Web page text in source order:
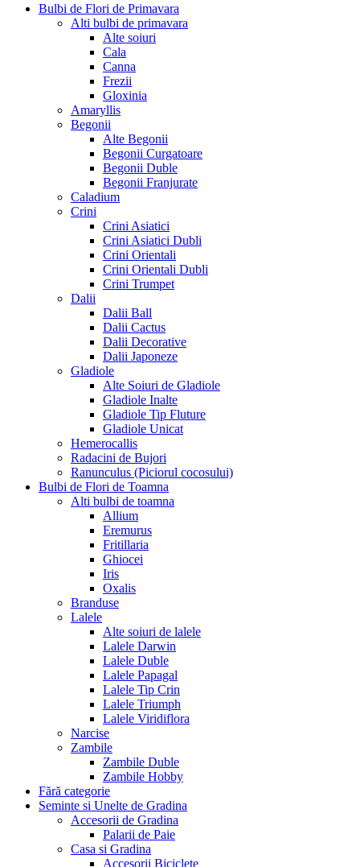
Bulbi de Flori de Primavara
Alti bulbi de primavara
Alte soiuri
Cala
Canna
Frezii
Gloxinia
Amaryllis
Begonii
Alte Begonii
Begonii Curgatoare
Begonii Duble
Begonii Franjurate
Caladium
Crini
Crini Asiatici
Crini Asiatici Dubli
Crini Orientali
Crini Orientali Dubli
Crini Trumpet
Dalii
Dalii Ball
Dalii Cactus
Dalii Decorative
Dalii Japoneze
Gladiole
Alte Soiuri de Gladiole
Gladiole Inalte
Gladiole Tip Fluture
Gladiole Unicat
Hemerocallis
Radacini de Bujori
Ranunculus (Piciorul cocosului)
Bulbi de Flori de Toamna
Alti bulbi de toamna
Allium
Eremurus
Fritillaria
Ghiocei
Iris
Oxalis
Branduse
Lalele
Alte soiuri de lalele
Lalele Darwin
Lalele Duble
Lalele Papagal
Lalele Tip Crin
Lalele Triumph
Lalele Viridiflora
Narcise
Zambile
Zambile Duble
Zambile Hobby
Fără categorie
Seminte si Unelte de Gradina
Accesorii de Gradina
Palarii de Paie
Casa si Gradina
Accesorii Biciclete